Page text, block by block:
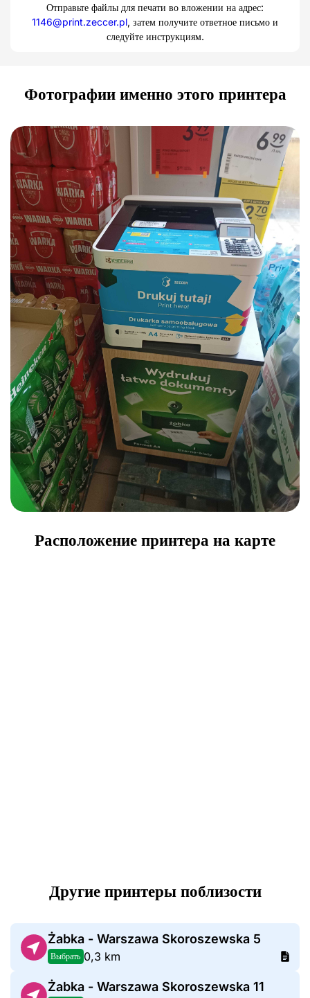
Отправьте файлы для печати во вложении на адрес:
1146@print.zeccer.pl, затем получите ответное письмо и
следуйте инструкциям.
Фотографии именно этого принтера
Расположение принтера на карте
Другие принтеры поблизости
Żabka - Warszawa Skoroszewska 5
Выбрать 0,3 km
Żabka - Warszawa Skoroszewska 11